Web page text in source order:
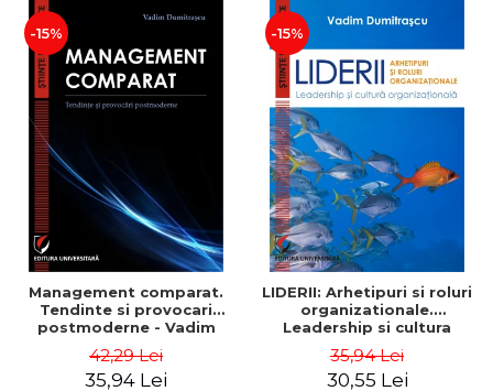
-15%
Management comparat.
Tendinte si provocari
postmoderne - Vadim
42,29 Lei
35,94 Lei
-15%
LIDERII: Arhetipuri si roluri
organizationale.
Leadership si cultura
Dumitrascu
35,94 Lei
30,55 Lei